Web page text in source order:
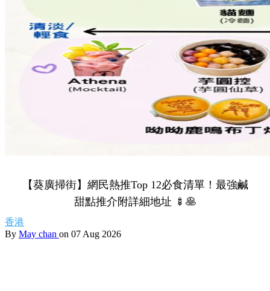
【葵廣掃街】網民熱推Top 12必食清單！最強鹹
甜點推介附詳細地址 🍢🥞
香港
By May chan on 07 Aug 2026